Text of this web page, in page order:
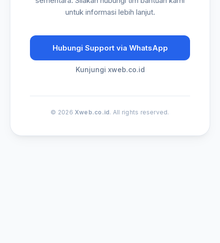
untuk informasi lebih lanjut.
Hubungi Support via WhatsApp
Kunjungi xweb.co.id
© 2026 Xweb.co.id. All rights reserved.